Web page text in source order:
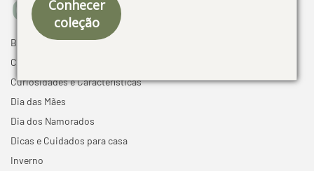
Conhecer
coleção
Black Friday
Cama mesa e banho
Curiosidades e Características
Dia das Mães
Dia dos Namorados
Dicas e Cuidados para casa
Inverno